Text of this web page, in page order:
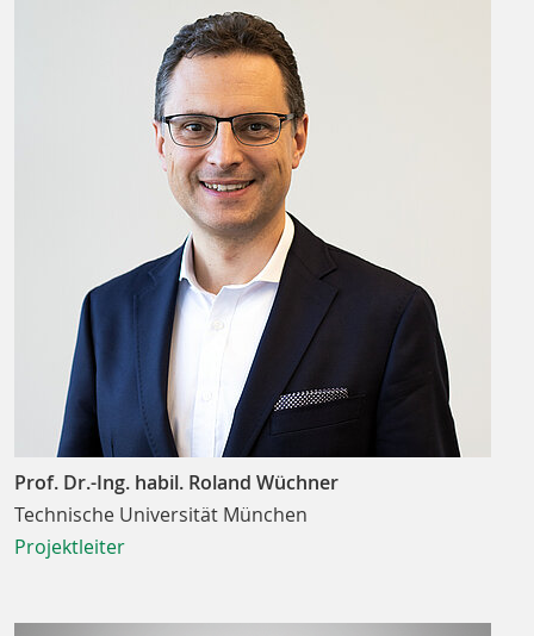
Prof. Dr.-Ing. habil. Roland Wüchner
Technische Universität München
Projektleiter